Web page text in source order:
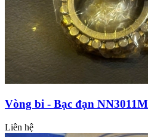
Vòng bi - Bạc đạn
Liên hệ